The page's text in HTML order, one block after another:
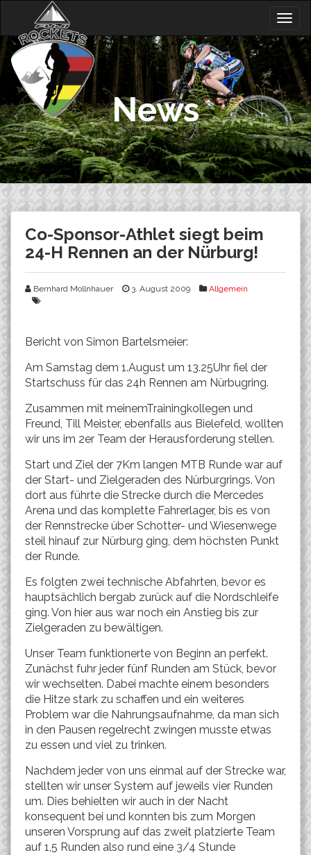
content
News
Co-Sponsor-Athlet siegt beim
24-H Rennen an der Nürburg!
Bernhard Mollnhauer 3. August 2009 Allgemein
Bericht von Simon Bartelsmeier:
Am Samstag dem 1.August um 13.25Uhr fiel der
Startschuss für das 24h Rennen am Nürbugring.
Zusammen mit meinemTrainingkollegen und
Freund, Till Meister, ebenfalls aus Bielefeld, wollten
wir uns im 2er Team der Herausforderung stellen.
Start und Ziel der 7Km langen MTB Runde war auf
der Start- und Zielgeraden des Nürburgrings. Von
dort aus führte die Strecke durch die Mercedes
Arena und das komplette Fahrerlager, bis es von
der Rennstrecke über Schotter- und Wiesenwege
steil hinauf zur Nürburg ging, dem höchsten Punkt
der Runde.
Es folgten zwei technische Abfahrten, bevor es
hauptsächlich bergab zurück auf die Nordschleife
ging. Von hier aus war noch ein Anstieg bis zur
Zielgeraden zu bewältigen.
Unser Team funktionerte von Beginn an perfekt.
Zunächst fuhr jeder fünf Runden am Stück, bevor
wir wechselten. Dabei machte einem besonders
die Hitze stark zu schaffen und ein weiteres
Problem war die Nahrungsaufnahme, da man sich
in den Pausen regelrecht zwingen musste etwas
zu essen und viel zu trinken.
Nachdem jeder von uns einmal auf der Strecke war,
stellten wir unser System auf jeweils vier Runden
um. Dies behielten wir auch in der Nacht
konsequent bei und konnten bis zum Morgen
unseren Vorsprung auf das zweit platzierte Team
auf 1,5 Runden also rund eine 3/4 Stunde